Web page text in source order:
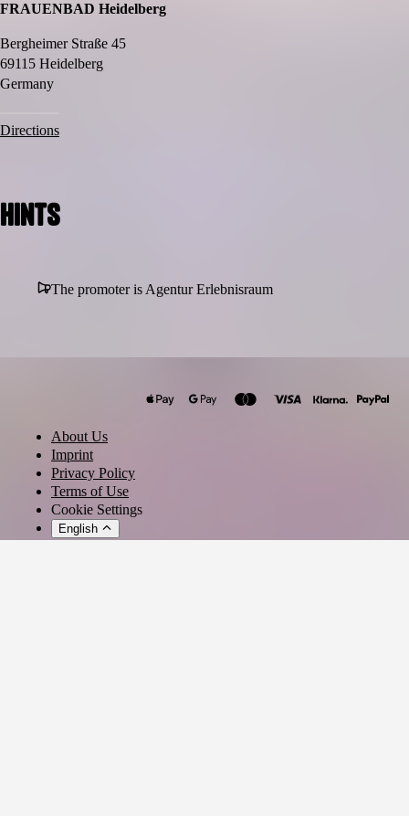
FRAUENBAD Heidelberg
Bergheimer Straße 45
69115 Heidelberg
Germany
Directions
Hints
The promoter is Agentur Erlebnisraum
About Us
Imprint
Privacy Policy
Terms of Use
Cookie Settings
English